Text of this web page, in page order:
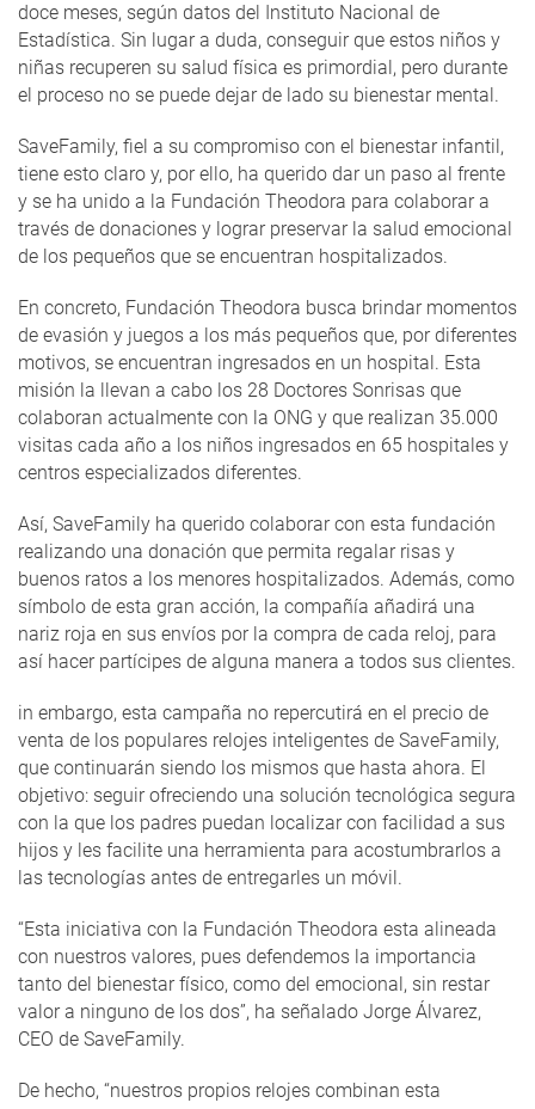
doce meses, según datos del Instituto Nacional de
Estadística. Sin lugar a duda, conseguir que estos niños y
niñas recuperen su salud física es primordial, pero durante
el proceso no se puede dejar de lado su bienestar mental.
SaveFamily, fiel a su compromiso con el bienestar infantil,
tiene esto claro y, por ello, ha querido dar un paso al frente
y se ha unido a la Fundación Theodora para colaborar a
través de donaciones y lograr preservar la salud emocional
de los pequeños que se encuentran hospitalizados.
En concreto, Fundación Theodora busca brindar momentos
de evasión y juegos a los más pequeños que, por diferentes
motivos, se encuentran ingresados en un hospital. Esta
misión la llevan a cabo los 28 Doctores Sonrisas que
colaboran actualmente con la ONG y que realizan 35.000
visitas cada año a los niños ingresados en 65 hospitales y
centros especializados diferentes.
Así, SaveFamily ha querido colaborar con esta fundación
realizando una donación que permita regalar risas y
buenos ratos a los menores hospitalizados. Además, como
símbolo de esta gran acción, la compañía añadirá una
nariz roja en sus envíos por la compra de cada reloj, para
así hacer partícipes de alguna manera a todos sus clientes.
in embargo, esta campaña no repercutirá en el precio de
venta de los populares relojes inteligentes de SaveFamily,
que continuarán siendo los mismos que hasta ahora. El
objetivo: seguir ofreciendo una solución tecnológica segura
con la que los padres puedan localizar con facilidad a sus
hijos y les facilite una herramienta para acostumbrarlos a
las tecnologías antes de entregarles un móvil.
“Esta iniciativa con la Fundación Theodora esta alineada
con nuestros valores, pues defendemos la importancia
tanto del bienestar físico, como del emocional, sin restar
valor a ninguno de los dos”, ha señalado Jorge Álvarez,
CEO de SaveFamily.
De hecho, “nuestros propios relojes combinan esta